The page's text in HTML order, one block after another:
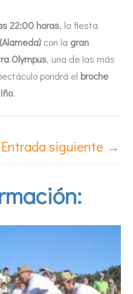
22:00 horas, la fiesta
con la gran
Olympus, una de las más
pondrá el broche
.
Entrada siguiente →